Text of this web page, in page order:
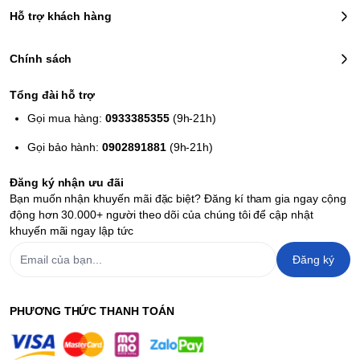
Project X Zonevẫn được
đầy cuốn hút, cùng sự tập trung vào những màn đánh đấm đẹp
đòn phối hợp giữa các nhân vật với nhau.
Hỗ trợ khách hàng
Chính sách
Tổng đài hỗ trợ
Gọi mua hàng:0933385355(9h-21h)
Gọi bảo hành:0902891881(9h-21h)
Đăng ký nhận ưu đãi
Bạn muốn nhận khuyến mãi đặc biệt? Đăng kí tham gia ngay cộng
động hơn 30.000+ người theo dõi của chúng tôi để cập nhật
khuyến mãi ngay lập tức
Đăng ký
PHƯƠNG THỨC THANH TOÁN